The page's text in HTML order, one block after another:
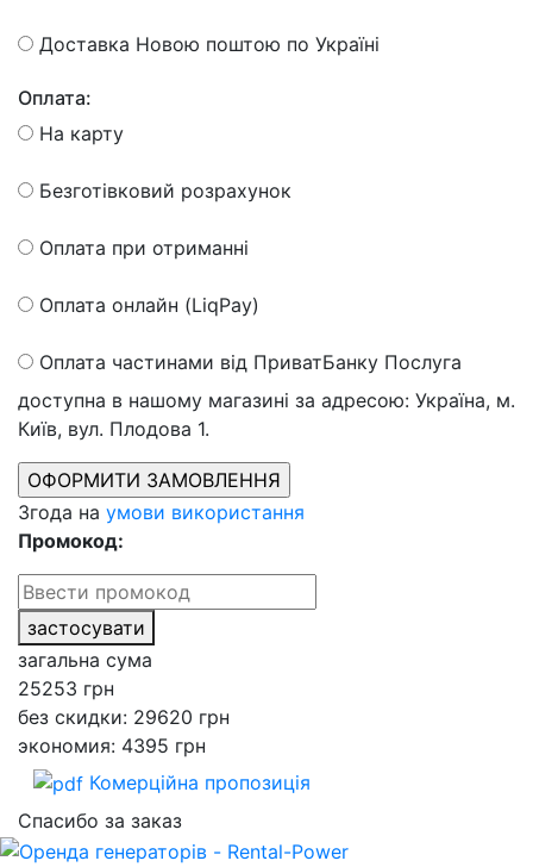
Доставка Новою поштою по Україні
Оплата:
На карту
Безготівковий розрахунок
Оплата при отриманні
Оплата онлайн (LiqPay)
Оплата частинами від ПриватБанку Послуга
доступна в нашому магазині за адресою: Україна, м.
Київ, вул. Плодова 1.
Згода на умови використання
Промокод:
застосувати
загальна сума
25253 грн
без скидки: 29620 грн
экономия: 4395 грн
Комерційна пропозиція
Спасибо за заказ